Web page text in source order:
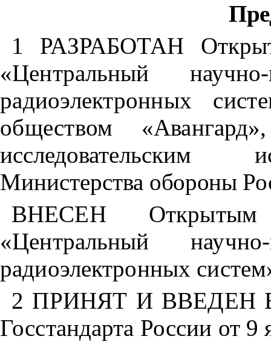
1 РАЗРАБОТАН
«Центральный научно-
радиоэлектронных
обществом «Аван
исследовательским
Министерства обороны
ВНЕСЕН Открытым
«Центральный научно-
радиоэлектронных
2 ПРИНЯТ И ВВЕДЕН В
Госстандарта России от 9